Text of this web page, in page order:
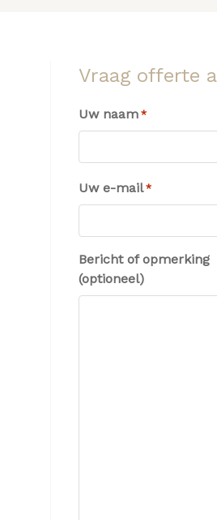
Vraag offerte
Uw naam *
Uw e-mail *
Bericht of opmerking
(optioneel)